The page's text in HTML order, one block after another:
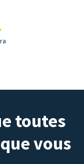
toutes
vous